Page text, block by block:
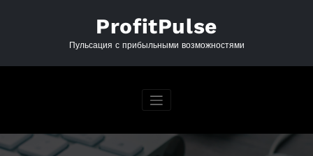
ProfitPulse
Пульсация с прибыльными возможностями